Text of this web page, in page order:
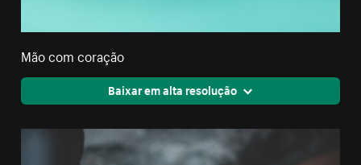
Mão com coração
Baixar em alta resolução